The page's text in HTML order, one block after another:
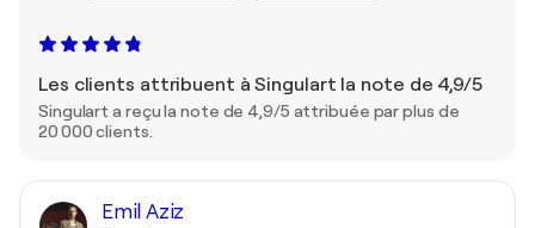
Les clients attribuent à Singulart la note de 4,9/5
Singulart a reçu la note de 4,9/5 attribuée par plus de
20 000 clients.
Emil Aziz